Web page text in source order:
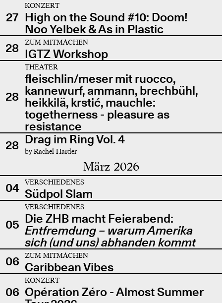
27
KONZERT
High on the Sound #10: Doom!
Noo Yelbek & As in Plastic
28
ZUM MITMACHEN
IGTZ Workshop
28
THEATER
fleischlin/meser mit ruocco,
kannewurf, ammann, brechbühl,
heikkilä, krstić, mauchle:
togetherness - pleasure as
resistance
28 Drag im Ring Vol. 4
by Rachel Harder
März 2026
04 VERSCHIEDENES
Südpol Slam
05
VERSCHIEDENES
Die ZHB macht Feierabend:
Entfremdung – warum Amerika
sich (und uns) abhanden kommt
06
ZUM MITMACHEN
Caribbean Vibes
06
KONZERT
Opération Zéro - Almost Summer